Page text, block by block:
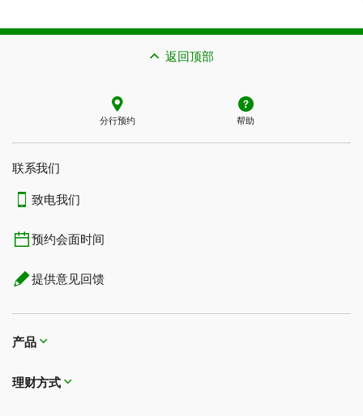
返回顶部
分行预约 帮助
联系我们​​​​​​​
致电我们
预约会面时间
提供意见回馈
产品
理财方式